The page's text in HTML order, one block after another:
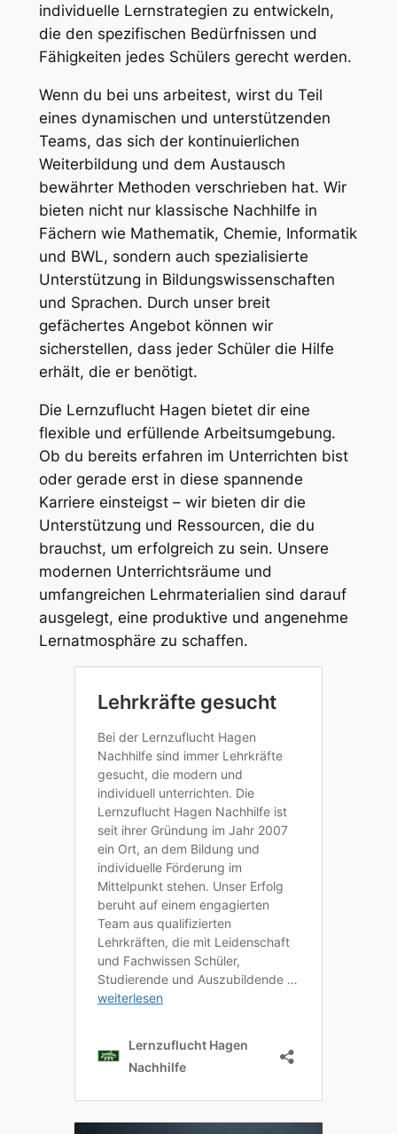
individuelle Lernstrategien zu entwickeln,
die den spezifischen Bedürfnissen und
Fähigkeiten jedes Schülers gerecht werden.
Wenn du bei uns arbeitest, wirst du Teil
eines dynamischen und unterstützenden
Teams, das sich der kontinuierlichen
Weiterbildung und dem Austausch
bewährter Methoden verschrieben hat. Wir
bieten nicht nur klassische Nachhilfe in
Fächern wie Mathematik, Chemie, Informatik
und BWL, sondern auch spezialisierte
Unterstützung in Bildungswissenschaften
und Sprachen. Durch unser breit
gefächertes Angebot können wir
sicherstellen, dass jeder Schüler die Hilfe
erhält, die er benötigt.
Die Lernzuflucht Hagen bietet dir eine
flexible und erfüllende Arbeitsumgebung.
Ob du bereits erfahren im Unterrichten bist
oder gerade erst in diese spannende
Karriere einsteigst – wir bieten dir die
Unterstützung und Ressourcen, die du
brauchst, um erfolgreich zu sein. Unsere
modernen Unterrichtsräume und
umfangreichen Lehrmaterialien sind darauf
ausgelegt, eine produktive und angenehme
Lernatmosphäre zu schaffen.